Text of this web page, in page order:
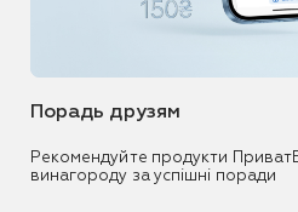
Порадь друзям
Рекомендуйте продукти
винагороду за успішні поради